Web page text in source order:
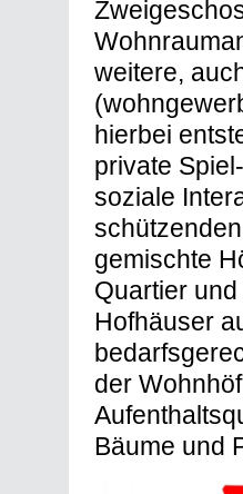
weitere,
hierbei
private
soziale
gemischte
Quartier
Hofhäuser
der
Bäume und